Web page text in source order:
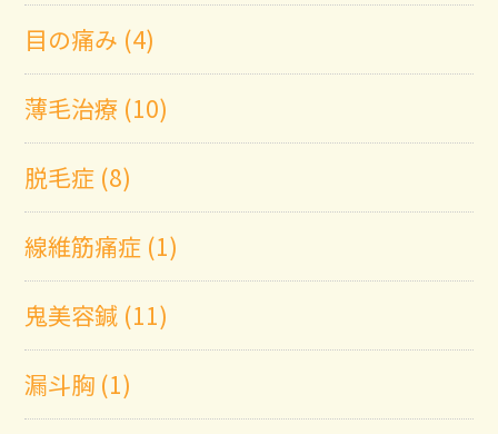
目の痛み (4)
薄毛治療 (10)
脱毛症 (8)
線維筋痛症 (1)
鬼美容鍼 (11)
漏斗胸 (1)